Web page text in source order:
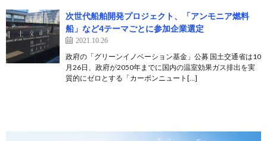
次世代船舶開発プロジェクト、「アンモニア燃料
船」など4テーマごとに参加企業選定
2021.10.26
政府の「グリーンイノベーション基金」公募 国土交通省は10
月26日、政府が2050年までに国内の温室効果ガス排出を実
質的にゼロとする「カーボンニュート[…]